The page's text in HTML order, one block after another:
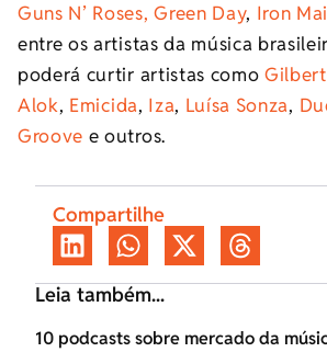
Guns N’ Roses, Green Day, Iron
entre os artistas da música
poderá curtir artistas como
Alok, Emicida, Iza, Luísa Sonza,
Groove e outros.
Compartilhe
Leia também...
10 podcasts sobre mercado da